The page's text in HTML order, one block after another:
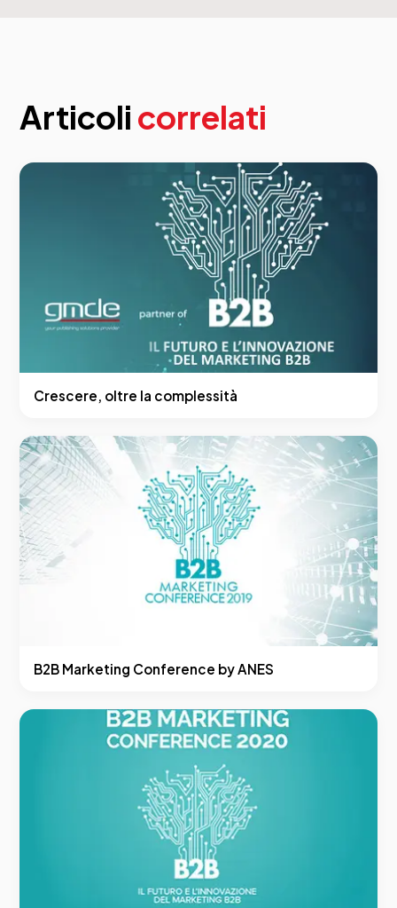
Articoli correlati
Crescere, oltre la complessità
B2B Marketing Conference by ANES